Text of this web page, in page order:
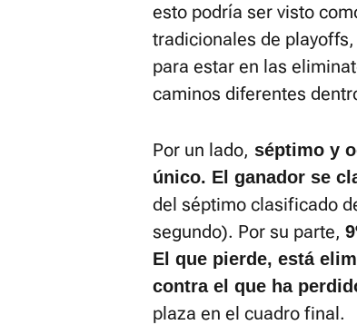
esto podría ser visto
tradicionales de
para estar en las
caminos diferentes
Por un lado, séptimo y
único. El ganador se
del séptimo clasificado
segundo). Por su parte,
El que pierde, está
contra el que ha
plaza en el cuadro final.